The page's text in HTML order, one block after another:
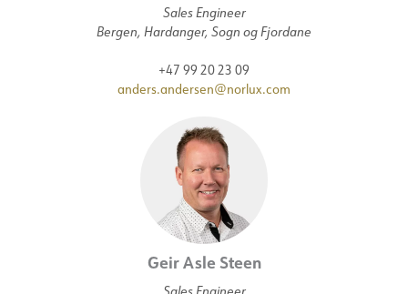
Sales Engineer
Bergen, Hardanger, Sogn og Fjordane
+47 99 20 23 09
anders.andersen@norlux.com
Geir Asle Steen